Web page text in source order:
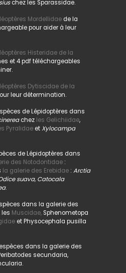
chez les Sparassidae.
Mordellidaede la
pour aider à leur
Histeridae de la
et 4 pdf téléchargeables
Dytiscidae de la
leur détermination.
de Lépidoptères dans
chez les Gelichiidae,
PyralidaeetXylocampa
de Lépidoptères dans
des Notodontidae:
la galerie des Erebidae: Arctia
suava, Catocala
.
dans la galerie des
les Muscidae,Sphenometopa
et Physocephala pusilla
dans la galerie des
secundaria,